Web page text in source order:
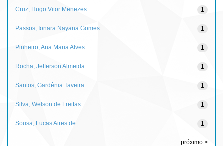
1
Cruz, Hugo Vitor Menezes
1
Passos, Ionara Nayana Gomes
1
Pinheiro, Ana Maria Alves
1
Rocha, Jefferson Almeida
1
Santos, Gardênia Taveira
1
Silva, Welson de Freitas
1
Sousa, Lucas Aires de
próximo >